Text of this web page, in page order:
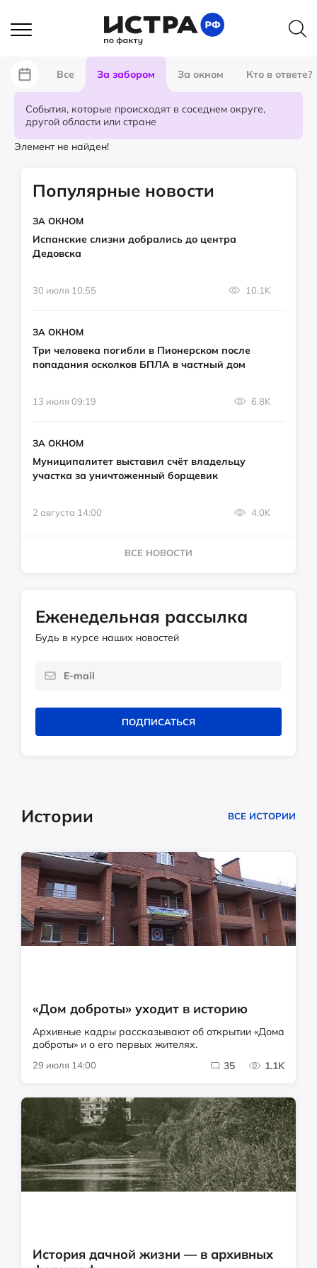
Все За забором За окном Кто в ответе?
События, которые происходят в соседнем округе,
другой области или стране
Элемент не найден!
Популярные новости
ЗА ОКНОМ
Испанские слизни добрались до центра
Дедовска
30 июля 10:55 10.1K
ЗА ОКНОМ
Три человека погибли в Пионерском после
попадания осколков БПЛА в частный дом
13 июля 09:19 6.8K
ЗА ОКНОМ
Муниципалитет выставил счёт владельцу
участка за уничтоженный борщевик
2 августа 14:00 4.0K
ВСЕ НОВОСТИ
Еженедельная рассылка
Будь в курсе наших новостей
ПОДПИСАТЬСЯ
Истории ВСЕ ИСТОРИИ
«Дом доброты» уходит в историю
Архивные кадры рассказывают об открытии «Дома
доброты» и о его первых жителях.
29 июля 14:00 35 1.1K
История дачной жизни — в архивных